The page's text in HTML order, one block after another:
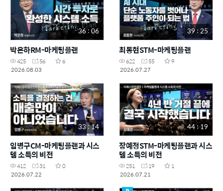
36 : 06
박은하RM-마케팅플랜
425 56
6
2026.08.03
39 : 25
최동현STM-마케팅플랜
622 55
9
2026.07.27
33 : 14
임병구CM-마케팅플랜과 시스
템 소득의 비전
412 31
0
2026.07.22
44 : 19
장예정STM-마케팅플랜과 시스
템 소득의 비전
251 19
1
2026.07.21